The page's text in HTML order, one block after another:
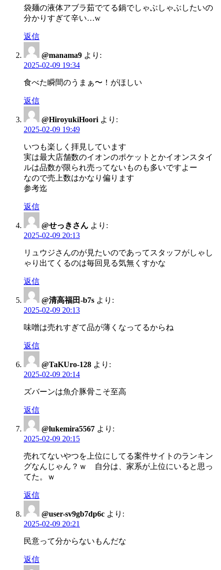
袋麺の液体アブラ茹でてる鍋でしゃぶしゃぶしたいの
分かりすぎて辛い…w
返信
@manama9 より:
2025-02-09 19:34
食べた瞬間のうまぁ〜！がほしい
返信
@HiroyukiHoori より:
2025-02-09 19:49
いつも楽しく拝見しています
実は最大店舗数のイオンのポケットとかイオンスタイ
ルは品数が限られ売ってないものも多いですよー
なので売上数はかなり偏ります
参考迄
返信
@せっきさん より:
2025-02-09 20:13
リュウジさんのが見たいのであってスタッフがしゃし
ゃり出てくるのは毎回見る気無くすかな
返信
@清高福田-b7s より:
2025-02-09 20:13
味噌は売れすぎて品が薄くなってるからね
返信
@TaKUro-128 より:
2025-02-09 20:14
ズバーンは魚介豚骨こそ至高
返信
@lukemira5567 より:
2025-02-09 20:15
売れてないやつを上位にしてる案件サイトのランキン
グなんじゃん？ｗ 自分は、家系が上位にいると思っ
てた。ｗ
返信
@user-sv9gb7dp6c より:
2025-02-09 20:21
民意って分からないもんだな
返信